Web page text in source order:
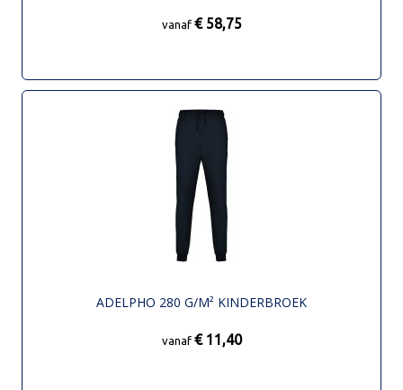
vanaf € 58,75
ADELPHO 280 G/M² KINDERBROEK
vanaf € 11,40